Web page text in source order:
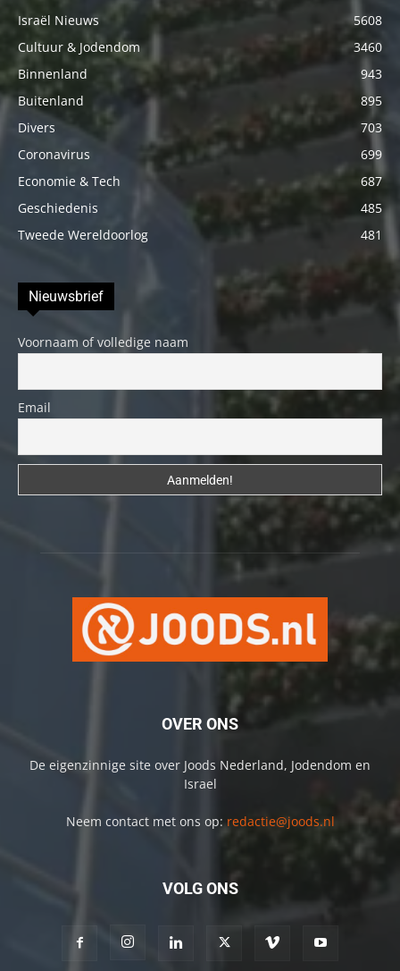
Israël Nieuws
5608
Cultuur & Jodendom
3460
Binnenland
943
Buitenland
895
Divers
703
Coronavirus
699
Economie & Tech
687
Geschiedenis
485
Tweede Wereldoorlog
481
Nieuwsbrief
Voornaam of volledige naam
Email
OVER ONS
De eigenzinnige site over Joods Nederland, Jodendom en
Israel
Neem contact met ons op: redactie@joods.nl
VOLG ONS